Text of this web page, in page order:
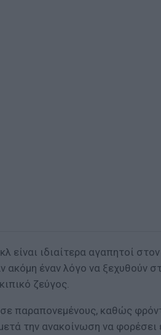
είναι ιδιαίτερα αγαπητοί στον
ακόμη έναν λόγο να ξεχυθούν
ζεύγος.
παραπονεμένους, καθώς
την ανακοίνωση να φορέσει